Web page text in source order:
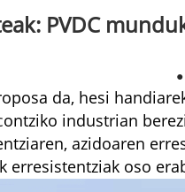
PVDC
●
da, hesi
ontziko industrian
azidoaren
erresistentziak oso